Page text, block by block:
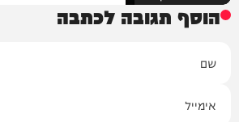
הוסף תגובה לכתבה